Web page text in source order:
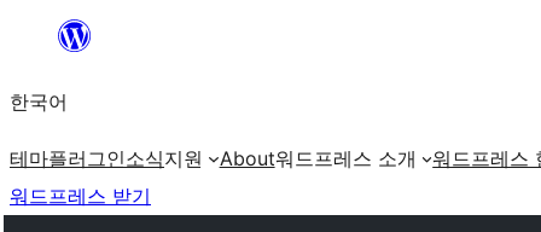
츠
로
로
한국어
테마플러그인소식지원 About워드프레스 소개 워드프레스
워드프레스 받기